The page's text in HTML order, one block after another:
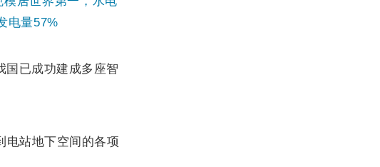
电量57%
国已成功建成多座智
电站地下空间的各项